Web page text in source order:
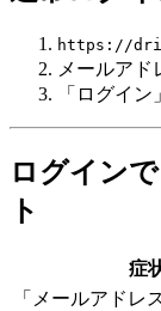
https://
メールアド
「ログイ
ログイン
ト
症
「メールアドレ